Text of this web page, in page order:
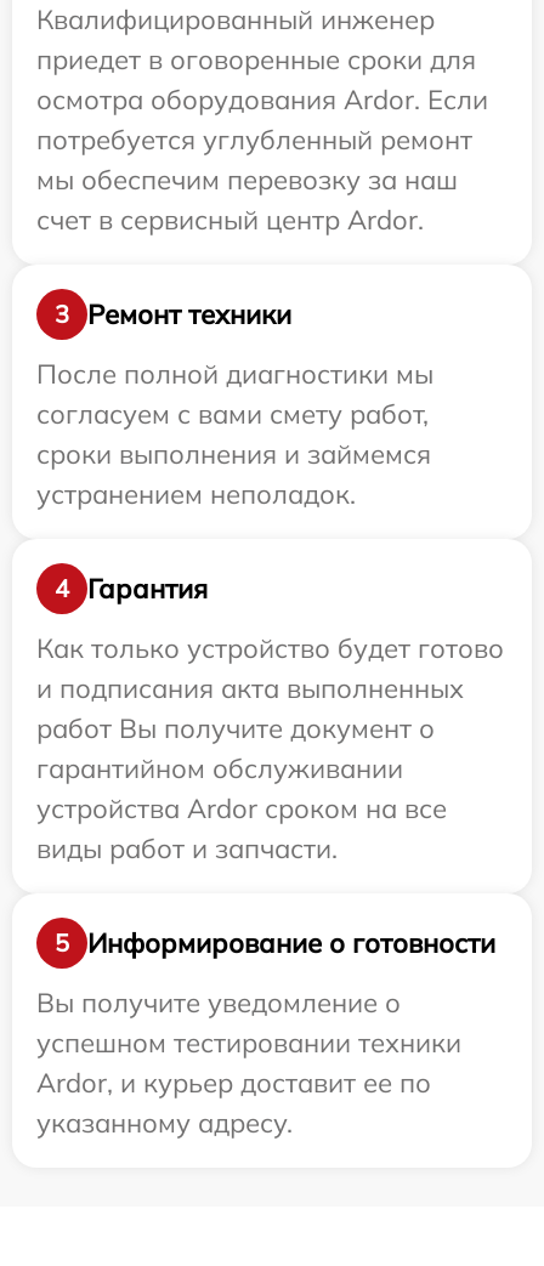
Квалифицированный инженер
приедет в оговоренные сроки для
осмотра оборудования Ardor. Если
потребуется углубленный ремонт
мы обеспечим перевозку за наш
счет в сервисный центр Ardor.
3
Ремонт техники
После полной диагностики мы
согласуем с вами смету работ,
сроки выполнения и займемся
устранением неполадок.
4
Гарантия
Как только устройство будет готово
и подписания акта выполненных
работ Вы получите документ о
гарантийном обслуживании
устройства Ardor сроком на все
виды работ и запчасти.
5
Информирование о готовности
Вы получите уведомление о
успешном тестировании техники
Ardor, и курьер доставит ее по
указанному адресу.